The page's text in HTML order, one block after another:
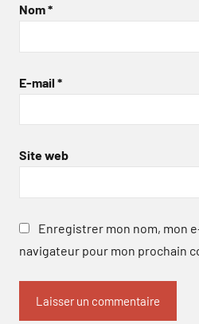
Nom*
E-mail *
Site web
Enregistrer mon nom, mon
navigateur pour mon prochain